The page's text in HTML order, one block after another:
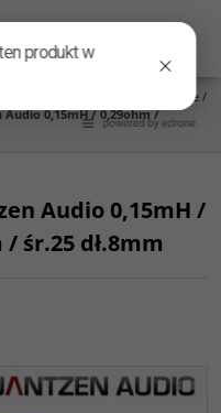
MenuPanel
Cewki powietrzne /
0,15mH / 0,29ohm /
Audio 0,15mH /
śr.25 dł.8mm